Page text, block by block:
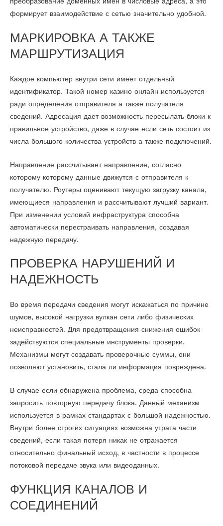
формирует взаимодействие с сетью значительно удобной.
МАРКИРОВКА А ТАКЖЕ
МАРШРУТИЗАЦИЯ
Каждое компьютер внутри сети имеет отдельный
идентификатор. Такой номер казино онлайн используется
ради определения отправителя а также получателя
сведений. Адресация дает возможность пересылать блоки к
правильное устройство, даже в случае если сеть состоит из
числа большого количества устройств а также подключений.
Направление рассчитывает направление, согласно
которому которому данные движутся с отправителя к
получателю. Роутеры оценивают текущую загрузку канала,
имеющиеся направления и рассчитывают лучший вариант.
При изменении условий инфраструктура способна
автоматически перестраивать направления, создавая
надежную передачу.
ПРОВЕРКА НАРУШЕНИЙ И
НАДЕЖНОСТЬ
Во время передачи сведения могут искажаться по причине
шумов, высокой нагрузки вулкан сети либо физических
неисправностей. Для предотвращения снижения ошибок
задействуются специальные инструменты проверки.
Механизмы могут создавать проверочные суммы, они
позволяют установить, стала ли информация повреждена.
В случае если обнаружена проблема, среда способна
запросить повторную передачу блока. Данный механизм
используется в рамках стандартах с большой надежностью.
Внутри более строгих ситуациях возможна утрата части
сведений, если такая потеря никак не отражается
относительно финальный исход, в частности в процессе
потоковой передаче звука или видеоданных.
ФУНКЦИЯ КАНАЛОВ И
СОЕДИНЕНИЙ